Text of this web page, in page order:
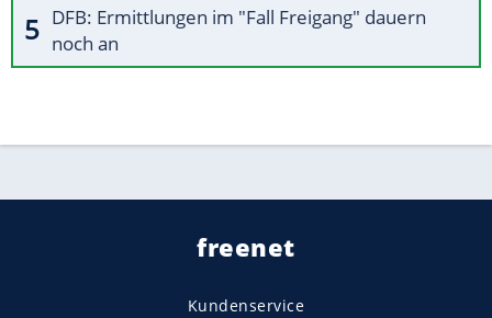
DFB: Ermittlungen im "Fall Freigang" dauern
noch an
freenet
Kundenservice